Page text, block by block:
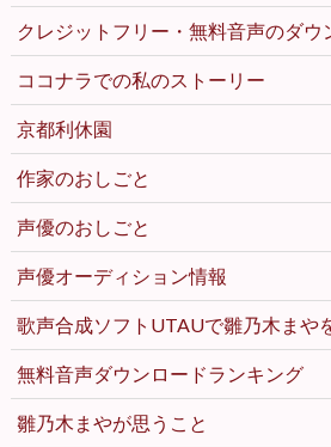
クレジットフリー・無料音声のダウ
ココナラでの私のストーリー
京都利休園
作家のおしごと
声優のおしごと
声優オーディション情報
歌声合成ソフトUTAUで雛乃木まや
無料音声ダウンロードランキング
雛乃木まやが思うこと